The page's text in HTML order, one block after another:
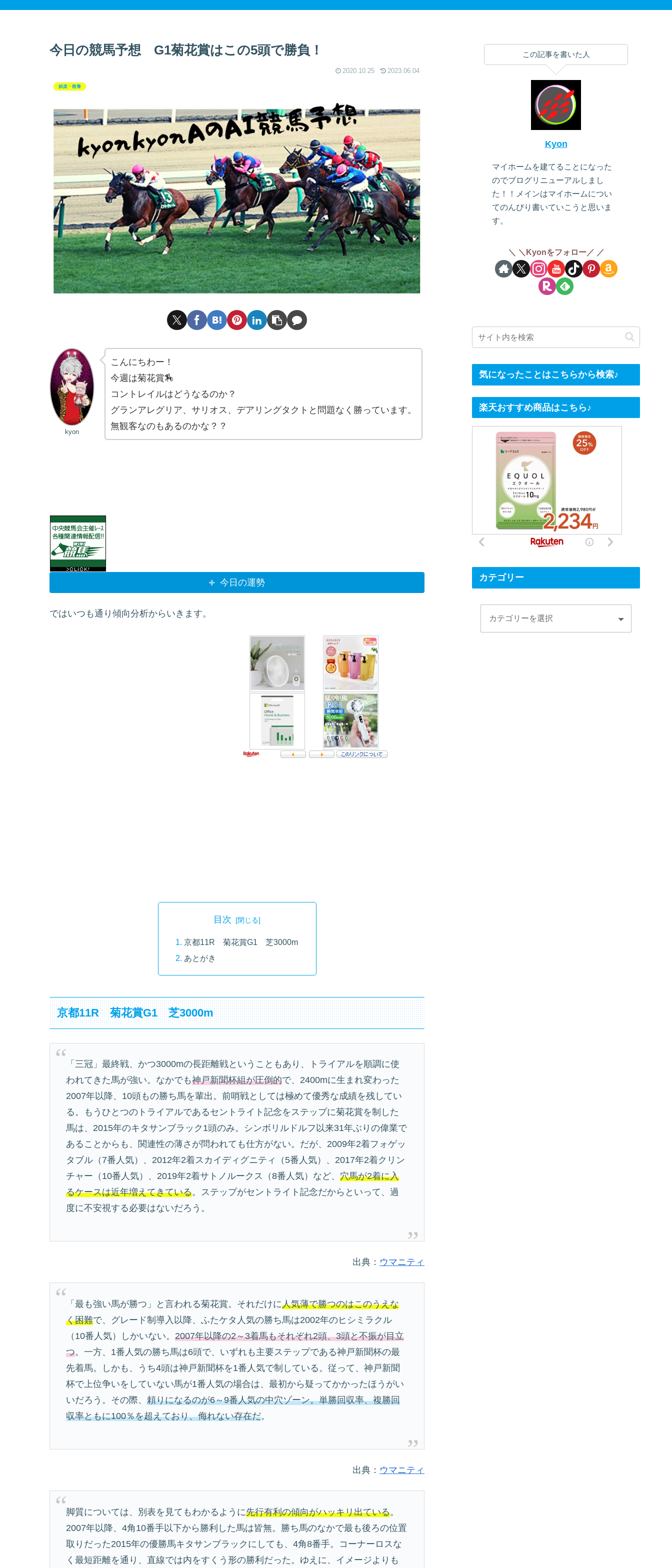
今日の競馬予想 G1菊花賞はこの5頭で勝負！
2020.10.25 2023.06.04
娯楽・教養
kyon
こんにちわー！
今週は菊花賞🏇
コントレイルはどうなるのか？
グランアレグリア、サリオス、デアリングタクトと問題なく勝っています。
無観客なのもあるのかな？？
今日の運勢
ではいつも通り傾向分析からいきます。
目次
京都11R 菊花賞G1 芝3000m
あとがき
京都11R 菊花賞G1 芝3000m
「三冠」最終戦、かつ3000mの長距離戦ということもあり、トライアルを順調に使
われてきた馬が強い。なかでも神戸新聞杯組が圧倒的で、2400mに生まれ変わった
2007年以降、10頭もの勝ち馬を輩出。前哨戦としては極めて優秀な成績を残してい
る。もうひとつのトライアルであるセントライト記念をステップに菊花賞を制した
馬は、2015年のキタサンブラック1頭のみ。シンボリルドルフ以来31年ぶりの偉業で
あることからも、関連性の薄さが問われても仕方がない。だが、2009年2着フォゲッ
タブル（7番人気）、2012年2着スカイディグニティ（5番人気）、2017年2着クリン
チャー（10番人気）、2019年2着サトノルークス（8番人気）など、穴馬が2着に入
るケースは近年増えてきている。ステップがセントライト記念だからといって、過
度に不安視する必要はないだろう。
出典： ウマニティ
「最も強い馬が勝つ」と言われる菊花賞。それだけに人気薄で勝つのはこのうえな
く困難で、グレード制導入以降、ふたケタ人気の勝ち馬は2002年のヒシミラクル
（10番人気）しかいない。2007年以降の2～3着馬もそれぞれ2頭、3頭と不振が目立
つ。一方、1番人気の勝ち馬は6頭で、いずれも主要ステップである神戸新聞杯の最
先着馬。しかも、うち4頭は神戸新聞杯を1番人気で制している。従って、神戸新聞
杯で上位争いをしていない馬が1番人気の場合は、最初から疑ってかかったほうがい
いだろう。その際、頼りになるのが6～9番人気の中穴ゾーン。単勝回収率、複勝回
収率ともに100％を超えており、侮れない存在だ。
出典： ウマニティ
脚質については、別表を見てもわかるように先行有利の傾向がハッキリ出ている。
2007年以降、4角10番手以下から勝利した馬は皆無。勝ち馬のなかで最も後ろの位置
取りだった2015年の優勝馬キタサンブラックにしても、4角8番手。コーナーロスな
く最短距離を通り、直線では内をすくう形の勝利だった。ゆえに、イメージよりも
この記事を書いた人
Kyon
マイホームを建てることになった
のでブログリニューアルしまし
た！！メインはマイホームについ
てのんびり書いていこうと思いま
す。
＼Kyonをフォロー／
気になったことはこちらから検索♪
楽天おすすめ商品はこちら♪
カテゴリー